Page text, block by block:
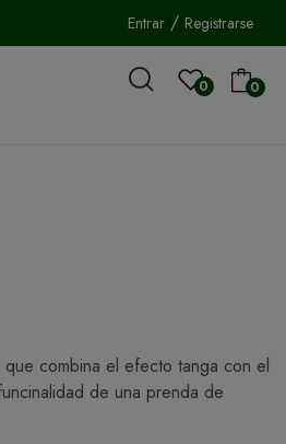
Entrar/ Registrarse
0 0
combina el efecto tanga con el
de una prenda de